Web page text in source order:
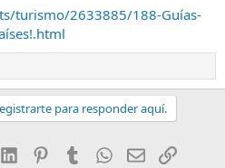
turismo/2633885/188-Guías-
para responder aquí.
LinkedInPinterestTumblr WhatsApp
EmailEnlace